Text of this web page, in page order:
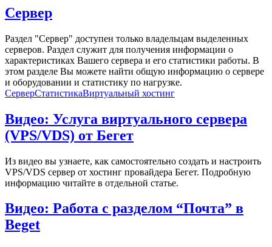
Сервер
Раздел "Сервер" доступен только владельцам выделенных
серверов. Раздел служит для получения информации о
характеристиках Вашего сервера и его статистики работы. В
этом разделе Вы можете найти общую информацию о сервере
и оборудовании и статистику по нагрузке.
СерверСтатистикаВиртуальный хостинг
Видео: Услуга виртуального сервера
(VPS/VDS) от Бегет
Из видео вы узнаете, как самостоятельно создать и настроить
VPS/VDS сервер от хостинг провайдера Бегет. Подробную
информацию читайте в отдельной статье.
Видео: Работа с разделом “Почта” в
Beget